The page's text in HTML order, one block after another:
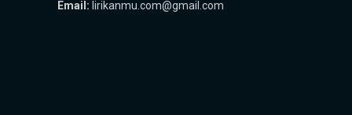
Email: lirikanmu.com@gmail.com